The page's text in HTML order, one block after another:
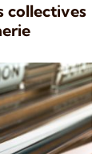
collectives